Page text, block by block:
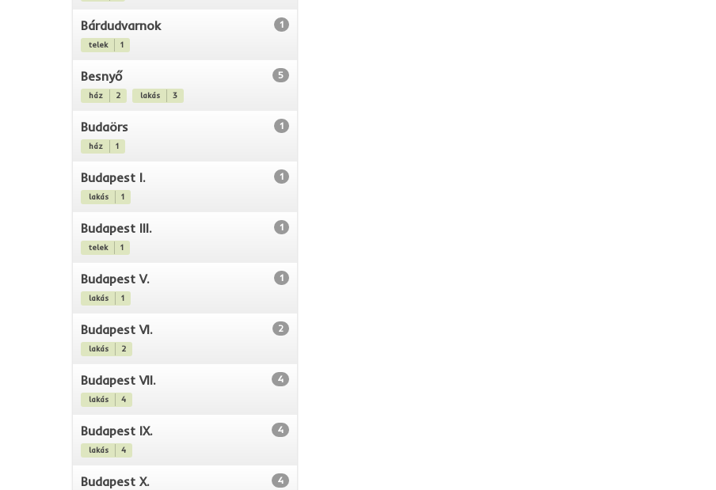
Bárdudvarnok 1
telek 1
Besnyő 5
ház 2 lakás 3
Budaörs 1
ház 1
Budapest I. 1
lakás 1
Budapest III. 1
telek 1
Budapest V. 1
lakás 1
Budapest VI. 2
lakás 2
Budapest VII. 4
lakás 4
Budapest IX. 4
lakás 4
Budapest X. 4